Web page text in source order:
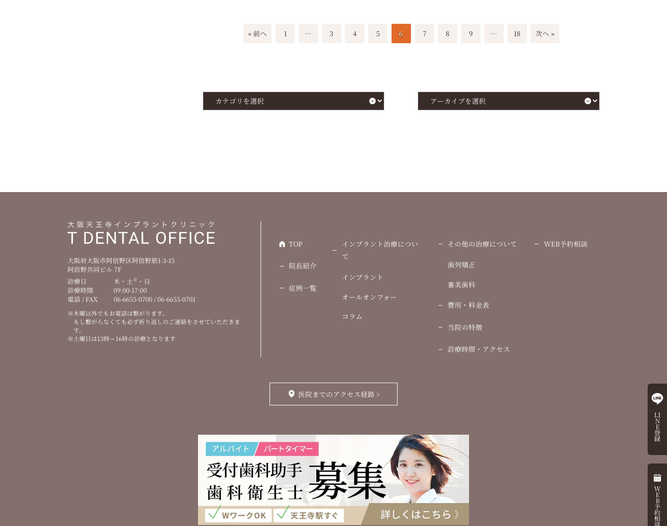
« 前へ 1 … 3 4 5 6 7 8 9 … 18 次へ »
カ
ゴ
ア
カ
大阪府大阪市阿倍野区阿倍野筋1-3-15
阿倍野共同ビル 7F
診療日
木・土 ※ ・日
診療時間
09:00-17:00
電話 / FAX
06-6655-0700 / 06-6655-0701
木曜以外でもお電話は繋がります。
もし繋がらなくても必ず折り返しのご連絡をさせていただきま
す。
土曜日は13時～16時の診療となります
TOP
院長紹介
症例一覧
インプラント治療につい
て
インプラント
オールオンフォー
コラム
その他の治療について
歯列矯正
審美歯科
費用・料金表
当院の特徴
診療時間・アクセス
WEB予約相談
医院までのアクセス経路 >
LI
N
E
登
録
W
E
B
予
約
相
談